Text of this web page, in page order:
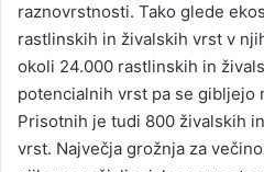
raznovrstnosti. Tako glede
rastlinskih in živalskih vrst v
okoli 24.000 rastlinskih in
potencialnih vrst pa se gibljejo
Prisotnih je tudi 800 živalskih
vrst. Največja grožnja za